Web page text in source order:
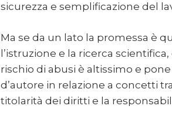
sicurezza e semplificazione del
Ma se da un lato la promessa è
l’istruzione e la ricerca
rischio di abusi è altissimo e
d’autore in relazione a concetti
titolarità dei diritti e la